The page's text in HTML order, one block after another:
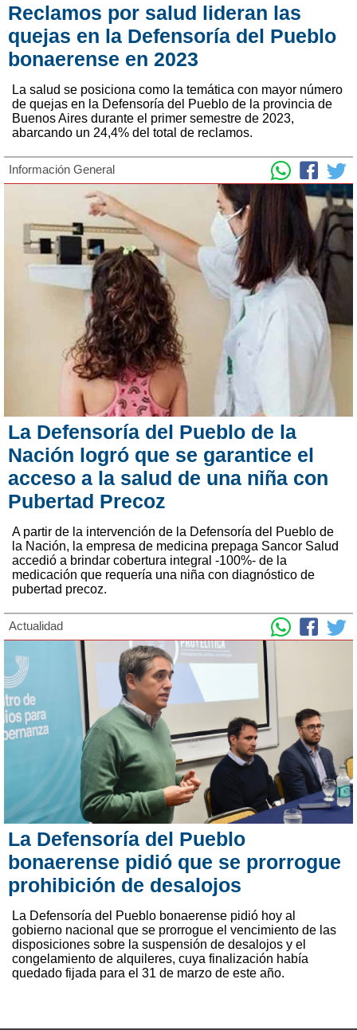
Reclamos por salud lideran las
quejas en la Defensoría del Pueblo
bonaerense en 2023
La salud se posiciona como la temática con mayor número
de quejas en la Defensoría del Pueblo de la provincia de
Buenos Aires durante el primer semestre de 2023,
abarcando un 24,4% del total de reclamos.
Información General
La Defensoría del Pueblo de la
Nación logró que se garantice el
acceso a la salud de una niña con
Pubertad Precoz
A partir de la intervención de la Defensoría del Pueblo de
la Nación, la empresa de medicina prepaga Sancor Salud
accedió a brindar cobertura integral -100%- de la
medicación que requería una niña con diagnóstico de
pubertad precoz.
Actualidad
La Defensoría del Pueblo
bonaerense pidió que se prorrogue
prohibición de desalojos
La Defensoría del Pueblo bonaerense pidió hoy al
gobierno nacional que se prorrogue el vencimiento de las
disposiciones sobre la suspensión de desalojos y el
congelamiento de alquileres, cuya finalización había
quedado fijada para el 31 de marzo de este año.